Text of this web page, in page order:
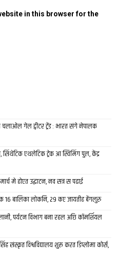
in this browser for the
चलाओल गेल ट्वीटर ट्रेंड : भारत संगे नेपालक
सिंथेटिक एथलेटिक ट्रेक आ स्विमिंग पुल, केंद्र
मे होएत उद्घाटन, नव सत्र स पढाई
बालिका लोकनि, 29 कए जायतीह बेंगलुरु
पर्यटन विभाग बना रहल अछि कॉमर्शियल
संस्कृत विश्वविद्यालय शुरू करत डिप्लोमा कोर्स,